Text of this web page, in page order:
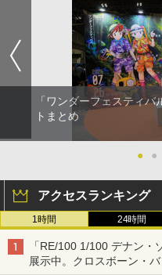
「ワンダーフェスティ
トまとめ
● ●
アクセスランキング
1時間 24時間
「RE/100 1/100 デナン
展示中。クロスボーン・